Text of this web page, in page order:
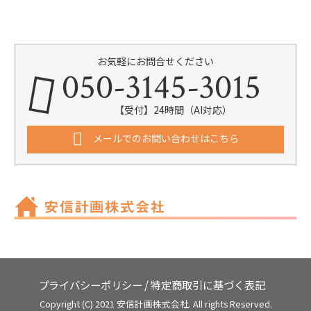
お気軽にお問合せください
050-3145-3015
【受付】24時間（AI対応）
メールでのお問い合わせはこちら
プライバシーポリシー /特定商取引に基づく表記
Copyright (C) 2021 安信計画株式会社. All rights Reserved.